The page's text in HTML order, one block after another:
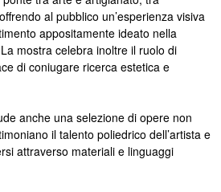
al pubblico un’esperienza visiva
appositamente ideato nella
mostra celebra inoltre il ruolo di
di coniugare ricerca estetica e
anche una selezione di opere non
il talento poliedrico dell’artista e
attraverso materiali e linguaggi